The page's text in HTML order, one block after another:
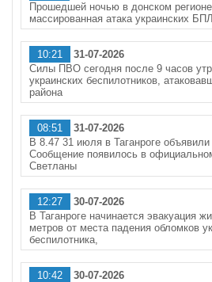
Прошедшей ночью в донском
массированная атака украинских
10:21
31-07-2026
Силы ПВО сегодня после 9 часов
украинских беспилотников,
района
08:51
31-07-2026
В 8.47 31 июля в Таганроге
Сообщение появилось в
Светланы
12:27
30-07-2026
В Таганроге начинается эвакуация
метров от места падения обломков
беспилотника,
10:42
30-07-2026